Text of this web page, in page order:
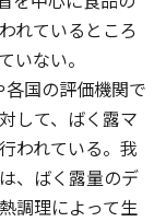
れているところ
いない。
国の評価機関で
して、ばく露マ
われている。我
、ばく露量のデ
調理によって生